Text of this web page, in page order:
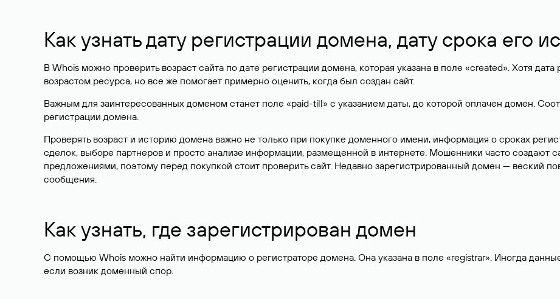
Как узнать дату регистрации домена, дату срока его
В Whois можно проверить возраст сайта по дате регистрации домена, которая указана в поле «created». Хотя
возрастом ресурса, но все же помогает примерно оценить, когда был создан сайт.
Важным для заинтересованных доменом станет поле «paid-till» с указанием даты, до которой оплачен домен.
регистрации домена.
Проверять возраст и историю домена важно не только при покупке доменного имени, информация о сроках
сделок, выборе партнеров и просто анализе информации, размещенной в интернете. Мошенники часто создают
предложениями, поэтому перед покупкой стоит проверить сайт. Недавно зарегистрированный домен — веский
сообщения.
Как узнать, где зарегистрирован домен
С помощью Whois можно найти информацию о регистраторе домена. Она указана в поле «registrar». Иногда
если возник доменный спор.